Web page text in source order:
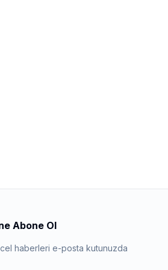
Abone Ol
haberleri e-posta kutunuzda